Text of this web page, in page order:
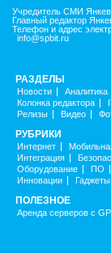
Учредитель СМИ
Главный редактор
Телефон и адрес
info@spbit.ru
РАЗДЕЛЫ
Новости Аналитика
Колонка редактора
Релизы
Видео
РУБРИКИ
Интернет
Интеграция
Оборудование
ПО
Инновации
Гаджеты
ПОЛЕЗНОЕ
Аренда серверов с